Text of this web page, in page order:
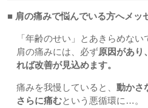
■ 肩の痛みで悩んでいる方へメッ
「年齢のせい」とあきらめない
肩の痛みには、必ず原因があり
れば改善が見込めます。
痛みを我慢していると、 動かさ
さらに痛むという悪循環に…。